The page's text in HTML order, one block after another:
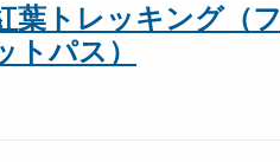
葉トレッキング（フ
トパス）